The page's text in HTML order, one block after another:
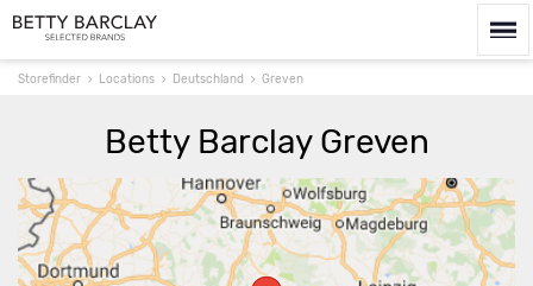
Storefinder Locations Deutschland Greven
Betty Barclay Greven